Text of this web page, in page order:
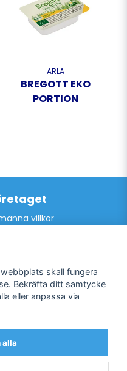
ARLA
BREGOTT EKO
PORTION
villkor
/ Logga in
Facebook
Twitter
skall fungera
Bekräfta ditt samtycke
eller anpassa via
alla